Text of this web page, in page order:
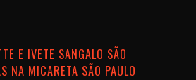
E IVETE SANGALO SÃO
NA MICARETA SÃO PAULO